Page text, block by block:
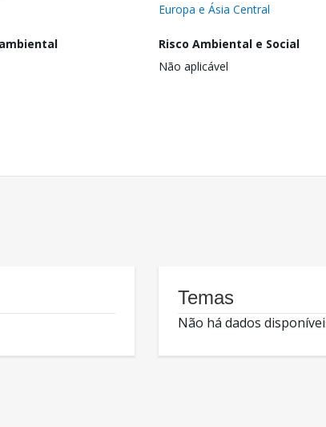
Europa e Ásia Central
Risco Ambiental e Social
Não aplicável
Temas
Não há dados